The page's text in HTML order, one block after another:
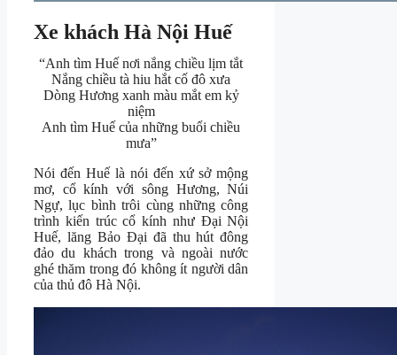
Xe khách Hà Nội Huế
“Anh tìm Huế nơi nắng chiều lịm tắt
Nắng chiều tà hiu hắt cố đô xưa
Dòng Hương xanh màu mắt em kỷ
niệm
Anh tìm Huế của những buổi chiều
mưa”
Nói đến Huế là nói đến xứ sở mộng
mơ, cổ kính với sông Hương, Núi
Ngự, lục bình trôi cùng những công
trình kiến trúc cổ kính như Đại Nội
Huế, lăng Bảo Đại đã thu hút đông
đảo du khách trong và ngoài nước
ghé thăm trong đó không ít người dân
của thủ đô Hà Nội.